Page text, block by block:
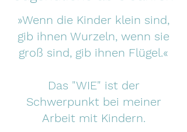
»Wenn die Kinder klein sind,
gib ihnen Wurzeln, wenn sie
groß sind, gib ihnen Flügel.«
Das "WIE" ist der
Schwerpunkt bei meiner
Arbeit mit Kindern.